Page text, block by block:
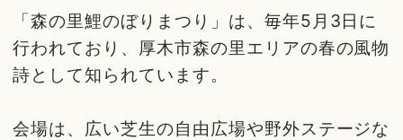
「森の里鯉のぼりまつり」は、毎年5月3日に
行われており、厚木市森の里エリアの春の風物
詩として知られています。
会場は、広い芝生の自由広場や野外ステージな